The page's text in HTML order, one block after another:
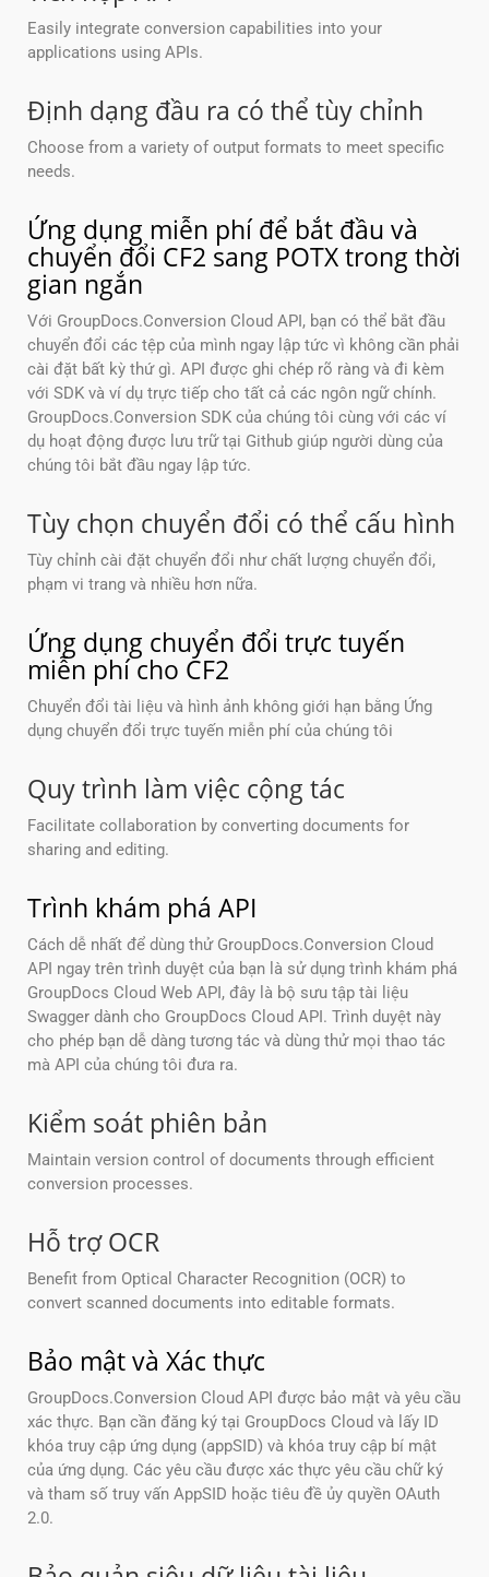
Easily integrate conversion capabilities into your
applications using APIs.
Định dạng đầu ra có thể tùy chỉnh
Choose from a variety of output formats to meet specific
needs.
Ứng dụng miễn phí để bắt đầu và
chuyển đổi CF2 sang POTX trong thời
gian ngắn
Với GroupDocs.Conversion Cloud API, bạn có thể bắt đầu
chuyển đổi các tệp của mình ngay lập tức vì không cần phải
cài đặt bất kỳ thứ gì. API được ghi chép rõ ràng và đi kèm
với SDK và ví dụ trực tiếp cho tất cả các ngôn ngữ chính.
GroupDocs.Conversion SDK của chúng tôi cùng với các ví
dụ hoạt động được lưu trữ tại Github giúp người dùng của
chúng tôi bắt đầu ngay lập tức.
Tùy chọn chuyển đổi có thể cấu hình
Tùy chỉnh cài đặt chuyển đổi như chất lượng chuyển đổi,
phạm vi trang và nhiều hơn nữa.
Ứng dụng chuyển đổi trực tuyến
miễn phí cho CF2
Chuyển đổi tài liệu và hình ảnh không giới hạn bằng Ứng
dụng chuyển đổi trực tuyến miễn phí của chúng tôi
Quy trình làm việc cộng tác
Facilitate collaboration by converting documents for
sharing and editing.
Trình khám phá API
Cách dễ nhất để dùng thử GroupDocs.Conversion Cloud
API ngay trên trình duyệt của bạn là sử dụng trình khám phá
GroupDocs Cloud Web API, đây là bộ sưu tập tài liệu
Swagger dành cho GroupDocs Cloud API. Trình duyệt này
cho phép bạn dễ dàng tương tác và dùng thử mọi thao tác
mà API của chúng tôi đưa ra.
Kiểm soát phiên bản
Maintain version control of documents through efficient
conversion processes.
Hỗ trợ OCR
Benefit from Optical Character Recognition (OCR) to
convert scanned documents into editable formats.
Bảo mật và Xác thực
GroupDocs.Conversion Cloud API được bảo mật và yêu cầu
xác thực. Bạn cần đăng ký tại GroupDocs Cloud và lấy ID
khóa truy cập ứng dụng (appSID) và khóa truy cập bí mật
của ứng dụng. Các yêu cầu được xác thực yêu cầu chữ ký
và tham số truy vấn AppSID hoặc tiêu đề ủy quyền OAuth
2.0.